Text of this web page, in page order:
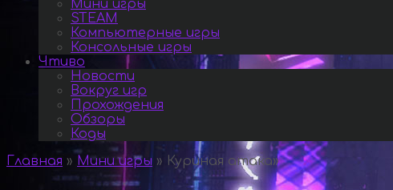
Мини игры
STEAM
Компьютерные игры
Консольные игры
Чтиво
Новости
Вокруг игр
Прохождения
Обзоры
Коды
Главная » Мини игры » Куриная атака»